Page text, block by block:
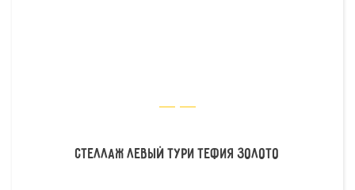
Стеллаж левый Тури Тефия Золото